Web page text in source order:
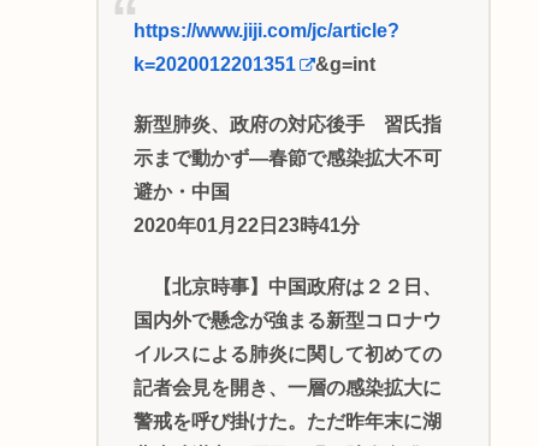
https://www.jiji.com/jc/article?
k=2020012201351
&g=int
新型肺炎、政府の対応後手 習氏指
示まで動かず―春節で感染拡大不可
避か・中国
2020年01月22日23時41分
【北京時事】中国政府は２２日、
国内外で懸念が強まる新型コロナウ
イルスによる肺炎に関して初めての
記者会見を開き、一層の感染拡大に
警戒を呼び掛けた。ただ昨年末に湖